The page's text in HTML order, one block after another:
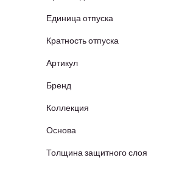
Единица отпуска
Кратность отпуска
Артикул
Бренд
Коллекция
Основа
Толщина защитного слоя